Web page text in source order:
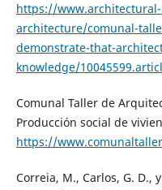
https://
architecture/comunal-
demonstrate-that-
knowledge/
Comunal Taller de
Producción social de
https://
Correia, M., Carlos, G. D.,